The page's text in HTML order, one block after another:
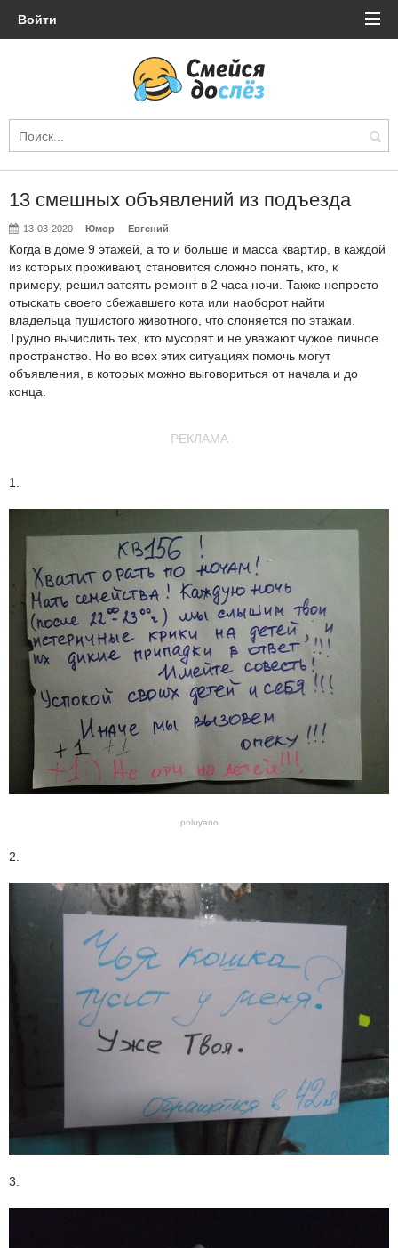
Войти
13 смешных объявлений из подъезда
13-03-2020 Юмор Евгений
Когда в доме 9 этажей, а то и больше и масса квартир, в каждой
из которых проживают, становится сложно понять, кто, к
примеру, решил затеять ремонт в 2 часа ночи. Также непросто
отыскать своего сбежавшего кота или наоборот найти
владельца пушистого животного, что слоняется по этажам.
Трудно вычислить тех, кто мусорят и не уважают чужое личное
пространство. Но во всех этих ситуациях помочь могут
объявления, в которых можно выговориться от начала и до
конца.
РЕКЛАМА
1.
poluyano
2.
3.